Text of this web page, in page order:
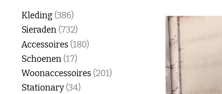
Kleding(386)
Sieraden(732)
Accessoires (180)
Schoenen(17)
Woonaccessoires (201)
Stationary(34)